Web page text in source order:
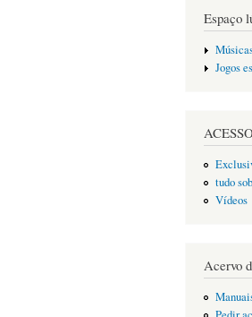
Espaço
Jogos
tudo
Vídeos
Acervo